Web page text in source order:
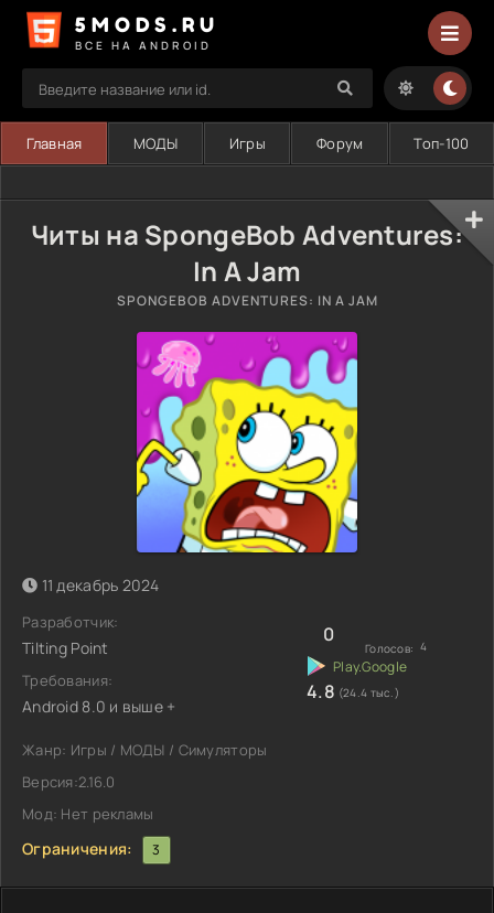
5MODS.RU
ВСЕ НА ANDROID
Главная МОДЫ Игры Форум Топ-100
Читы на SpongeBob Adventures:
In A Jam
SPONGEBOB ADVENTURES: IN A JAM
11 декабрь 2024
Разработчик:
Tilting Point
Требования:
Android 8.0 и выше +
0
Голосов: 4
4.8 (24.4 тыс.)
Жанр: Игры / МОДЫ / Симуляторы
Версия:2.16.0
Мод: Нет рекламы
Ограничения: 3